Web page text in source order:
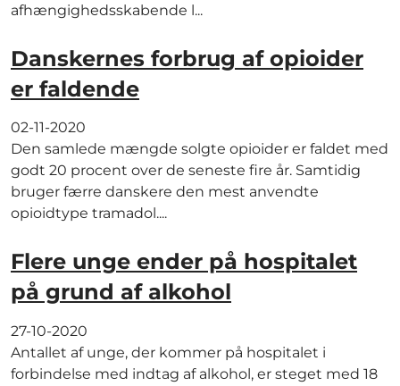
afhængighedsskabende l...
Danskernes forbrug af opioider
er faldende
02-11-2020
Den samlede mængde solgte opioider er faldet med
godt 20 procent over de seneste fire år. Samtidig
bruger færre danskere den mest anvendte
opioidtype tramadol....
Flere unge ender på hospitalet
på grund af alkohol
27-10-2020
Antallet af unge, der kommer på hospitalet i
forbindelse med indtag af alkohol, er steget med 18